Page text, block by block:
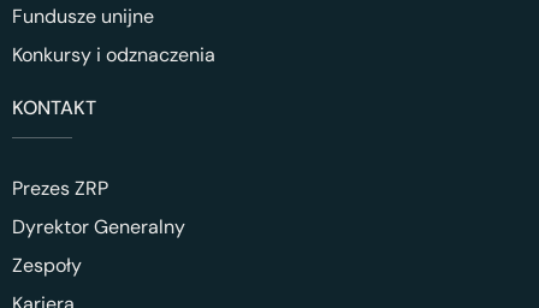
Fundusze unijne
Konkursy i odznaczenia
KONTAKT
Prezes ZRP
Dyrektor Generalny
Zespoły